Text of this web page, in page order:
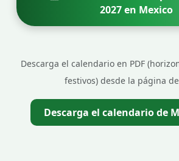
2027 en Mexico
Descarga el calendario en PDF
festivos) desde la página
Descarga el calendario de